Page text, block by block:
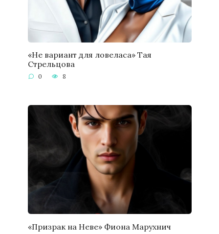
«Не вариант для ловеласа» Тая
Стрельцова
0 8
«Призрак на Неве» Фиона Марухнич